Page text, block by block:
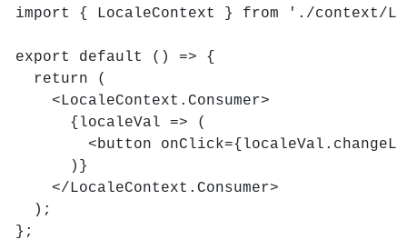
import { LocaleContext } from './context/
export default () => {
  return (
    <LocaleContext.Consumer>
      {localeVal => (
<button
      )}
    </LocaleContext.Consumer>
  );
};